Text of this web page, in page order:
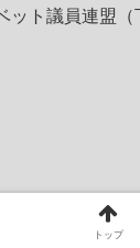
ット議員連盟
トップ